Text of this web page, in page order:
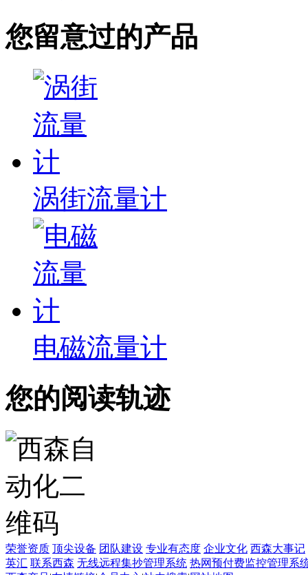
您留意过的产品
涡街流量计
电磁流量计
您的阅读轨迹
荣誉资质 顶尖设备 团队建设 专业有态度 企业文化 西森大事记
英汇 联系西森 无线远程集抄管理系统 热网预付费监控管理系